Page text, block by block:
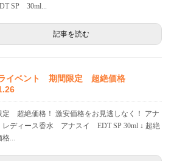
SP 30ml...
記事を読む
イベント 期間限定 超絶価格
定 超絶価格！ 激安価格をお見逃しなく！ アナ
ディース香水 アナスイ EDT SP 30ml ↓ 超絶
格...